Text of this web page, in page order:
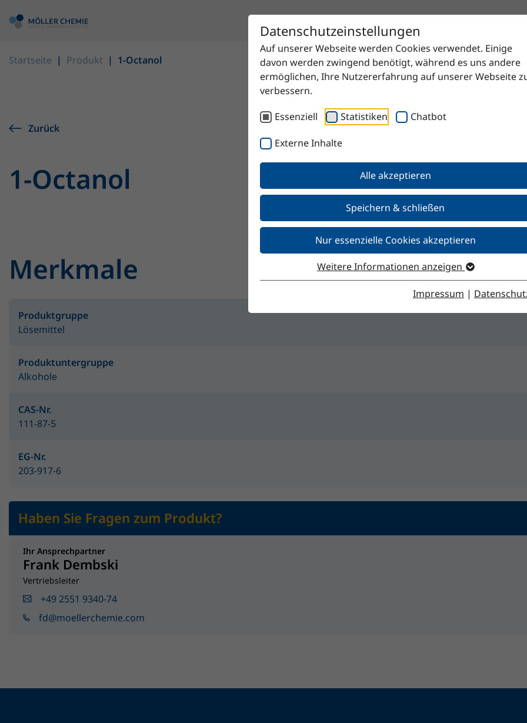
Datenschutzeinstellungen
Auf unserer Webseite werden Cookies verwendet. Einige
davon werden zwingend benötigt, während es uns andere
ermöglichen, Ihre Nutzererfahrung auf unserer Webseite
verbessern.
Essenziell
Statistiken Chatbot
Externe Inhalte
Alle akzeptieren
Speichern & schließen
Nur essenzielle Cookies akzeptieren
Weitere Informationen anzeigen
Impressum |
Startseite Produkt 1-Octanol
Zurück
1-Octanol
Merkmale
Produktgruppe
Lösemittel
Produktuntergruppe
Alkohole
CAS-Nr.
111-87-5
EG-Nr.
203-917-6
Haben Sie Fragen zum Produkt?
Ihr Ansprechpartner
Frank Dembski
Vertriebsleiter
+49 2551 9340-74
fd@moellerchemie.com